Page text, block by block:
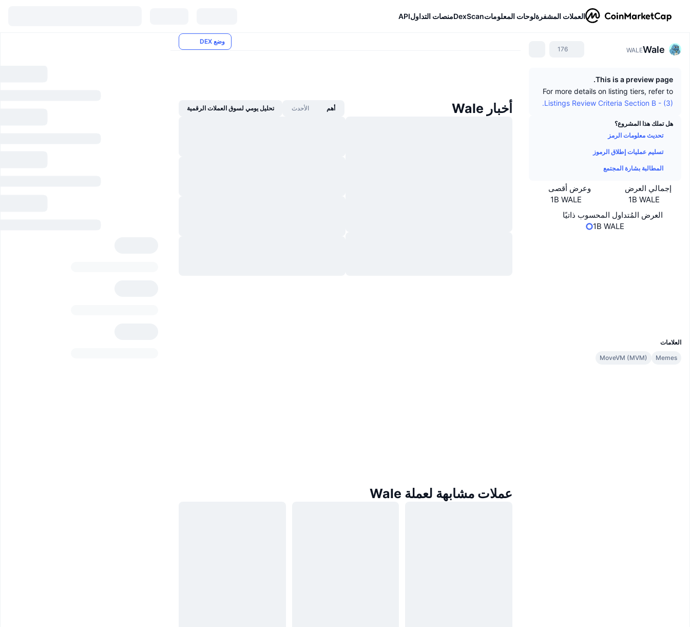
العملات المشفرةلوحات المعلوماتDexScanمنصات التداولAPI
Wale
WALE
176
This is a preview page.
For more details on listing tiers, refer to
Listings Review Criteria Section B - (3).
هل تملك هذا المشروع؟
تحديث معلومات الرمز
تسليم عمليات إطلاق الرموز
المطالبة بشارة المجتمع
إجمالي العرض
1B WALE
وعرض أقصى
1B WALE
العرض المُتداول المحسوب ذاتيًا
1B WALE
العلامات
Memes
MoveVM (MVM)
وضع DEX
أخبار Wale أهم الأحدث تحليل يومي لسوق العملات الرقمية
عملات مشابهة لعملة Wale